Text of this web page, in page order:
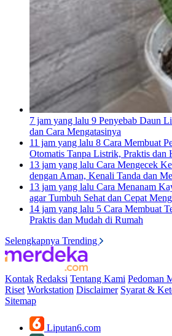
7 jam yang lalu 9 Penyebab Daun
dan Cara Mengatasinya
11 jam yang lalu 8 Cara Membuat
Otomatis Tanpa Listrik, Praktis dan
13 jam yang lalu Cara Mengecek
dengan Aman, Kenali Tanda dan
13 jam yang lalu Cara Menanam
agar Tumbuh Sehat dan Cepat
14 jam yang lalu 5 Cara Membuat
Praktis dan Mudah di Rumah
Selengkapnya Trending
Kontak Redaksi Tentang Kami Pedoman
Riset Workstation Disclaimer Syarat &
Sitemap
Liputan6.com